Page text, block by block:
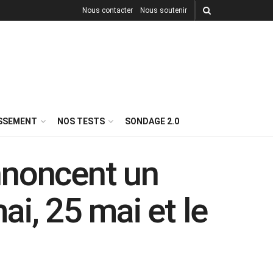
Nous contacter Nous soutenir
NOS TESTS SONDAGE 2.0
un
25 mai et le